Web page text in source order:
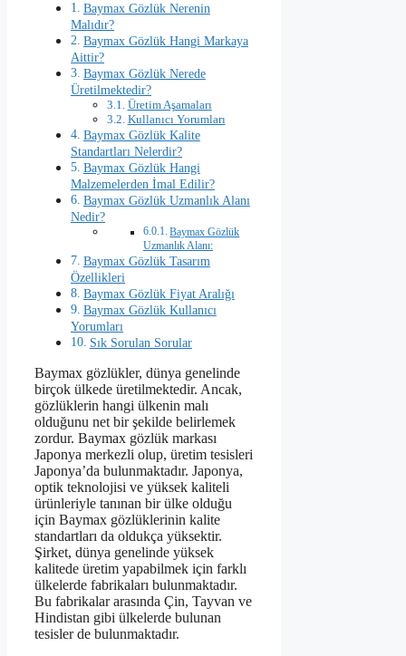
Baymax Gözlük Nerenin
Malıdır?
Baymax Gözlük Hangi Markaya
Aittir?
Baymax Gözlük Nerede
Üretilmektedir?
Üretim Aşamaları
Kullanıcı Yorumları
Baymax Gözlük Kalite
Standartları Nelerdir?
Baymax Gözlük Hangi
Malzemelerden İmal Edilir?
Baymax Gözlük Uzmanlık Alanı
Nedir?
Baymax Gözlük
Uzmanlık Alanı:
Baymax Gözlük Tasarım
Özellikleri
Baymax Gözlük Fiyat Aralığı
Baymax Gözlük Kullanıcı
Yorumları
Sık Sorulan Sorular
Baymax gözlükler, dünya genelinde
birçok ülkede üretilmektedir. Ancak,
gözlüklerin hangi ülkenin malı
olduğunu net bir şekilde belirlemek
zordur. Baymax gözlük markası
Japonya merkezli olup, üretim tesisleri
Japonya’da bulunmaktadır. Japonya,
optik teknolojisi ve yüksek kaliteli
ürünleriyle tanınan bir ülke olduğu
için Baymax gözlüklerinin kalite
standartları da oldukça yüksektir.
Şirket, dünya genelinde yüksek
kalitede üretim yapabilmek için farklı
ülkelerde fabrikaları bulunmaktadır.
Bu fabrikalar arasında Çin, Tayvan ve
Hindistan gibi ülkelerde bulunan
tesisler de bulunmaktadır.